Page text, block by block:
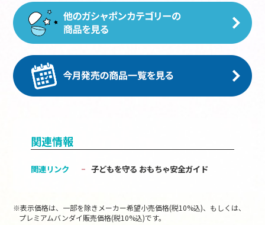
関連情報
関連リンク 子どもを守る おもちゃ安全ガイド
※表示価格は、一部を除きメーカー希望小売価格(税10%込)、もしくは、
プレミアムバンダイ販売価格(税10%込)です。